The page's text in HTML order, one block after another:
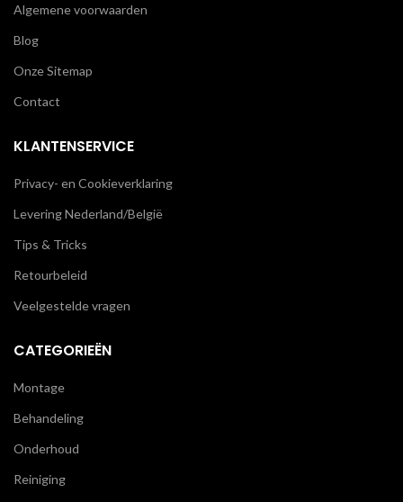
Algemene voorwaarden
Blog
Onze Sitemap
Contact
KLANTENSERVICE
Privacy- en Cookieverklaring
Levering Nederland/België
Tips & Tricks
Retourbeleid
Veelgestelde vragen
CATEGORIEËN
Montage
Behandeling
Onderhoud
Reiniging